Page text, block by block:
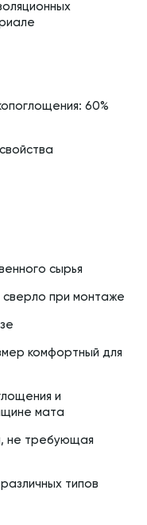
60%
сырья
сверло при монтаже
комфортный для
и
мата
не требующая
типов